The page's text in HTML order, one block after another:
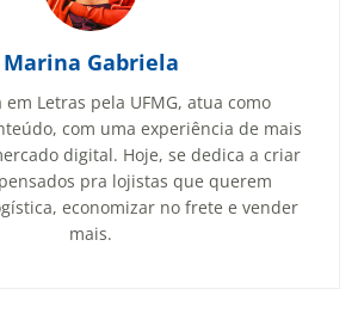
Marina Gabriela
em Letras pela UFMG, atua como
com uma experiência de mais
digital. Hoje, se dedica a criar
pra lojistas que querem
economizar no frete e vender
mais.